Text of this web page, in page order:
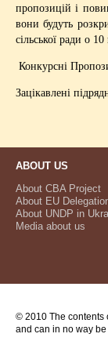
пропозицій і
вони будуть
сільської ради о
Конкурсні
Зацікавлені
ABOUT US
About CBA Project
About EU
About UNDP in
Media about us
© 2010 The contents
and can in no way